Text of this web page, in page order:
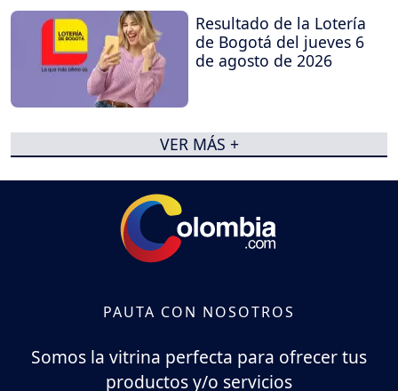
Resultado de la Lotería
de Bogotá del jueves 6
de agosto de 2026
VER MÁS +
PAUTA CON NOSOTROS
Somos la vitrina perfecta para ofrecer tus
productos y/o servicios